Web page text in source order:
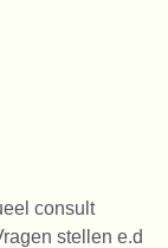
consult
stellen e.d